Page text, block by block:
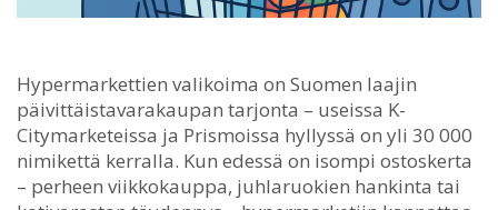
Hypermarkettien valikoima on Suomen laajin
päivittäistavarakaupan tarjonta – useissa K-
Citymarketeissa ja Prismoissa hyllyssä on yli 30 000
nimikettä kerralla. Kun edessä on isompi ostoskerta
– perheen viikkokauppa, juhlaruokien hankinta tai